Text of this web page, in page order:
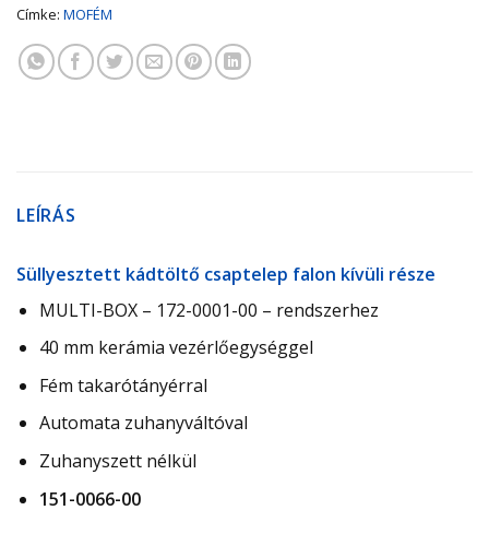
Címke: MOFÉM
LEÍRÁS
Süllyesztett kádtöltő csaptelep falon kívüli része
MULTI-BOX – 172-0001-00 – rendszerhez
40 mm kerámia vezérlőegységgel
Fém takarótányérral
Automata zuhanyváltóval
Zuhanyszett nélkül
151-0066-00